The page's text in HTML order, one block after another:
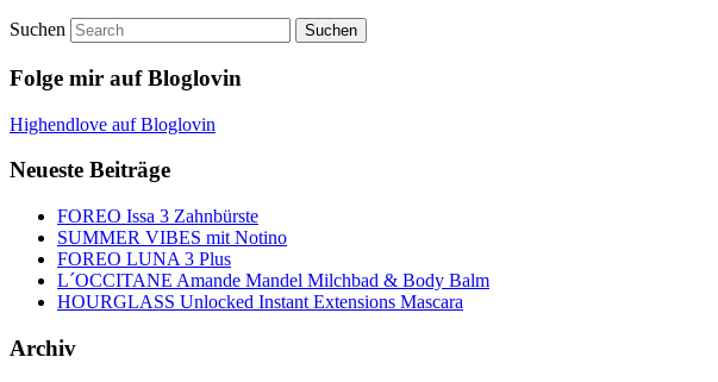
Suchen
Folge mir auf Bloglovin
Highendlove auf Bloglovin
Neueste Beiträge
FOREO Issa 3 Zahnbürste
SUMMER VIBES mit Notino
FOREO LUNA 3 Plus
L´OCCITANE Amande Mandel Milchbad & Body Balm
HOURGLASS Unlocked Instant Extensions Mascara
Archiv